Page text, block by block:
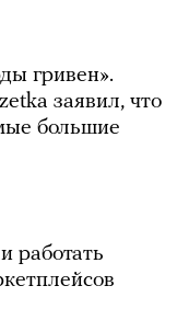
гривен».
заявил, что
большие
работать